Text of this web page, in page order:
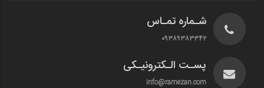
شـماره تمـاس
۰۹۳۸۹۳۸۳۳۴۲
پسـت الـکترونیـکی
info@ramezan.com